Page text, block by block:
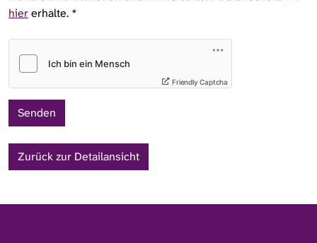
hiererhalte. *
Friendly Captcha
Zurück zur Detailansicht